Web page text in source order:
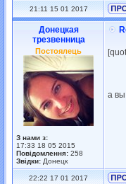
21:11 15 01 2017
Донецкая
трезвенница
Постоялець
З нами з:
17:33 18 05 2015
Повідомлення: 258
Звідки: Донецк
а
22:22 17 01 2017